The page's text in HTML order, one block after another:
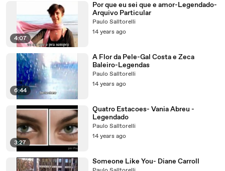
4:07
Por que eu sei que e amor-Legendado-
Arquivo Particular
Paulo Salltorelli
14 years ago
6:44
A Flor da Pele-Gal Costa e Zeca
Baleiro-Legendas
Paulo Salltorelli
14 years ago
3:27
Quatro Estacoes- Vania Abreu -
Legendado
Paulo Salltorelli
14 years ago
Someone Like You- Diane Carroll